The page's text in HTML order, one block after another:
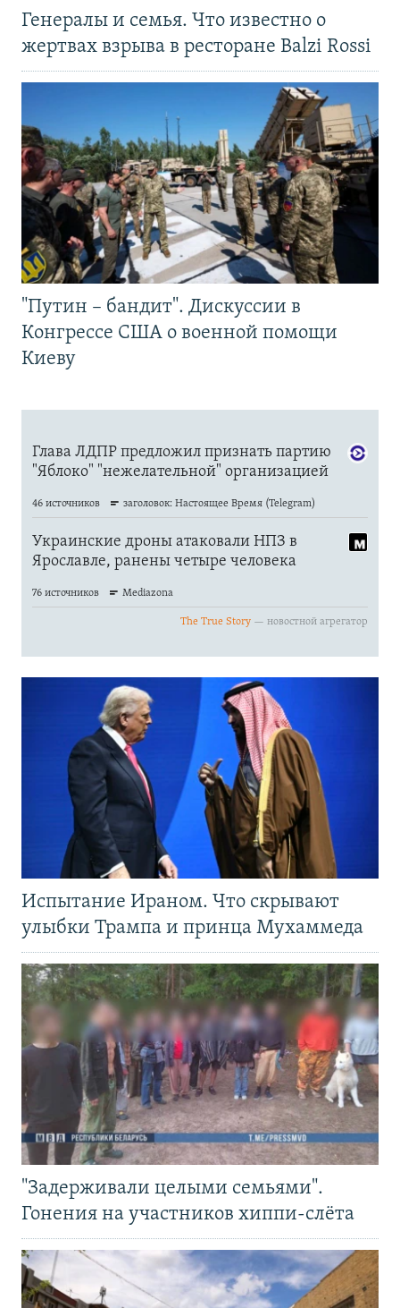
Генералы и семья. Что известно о
жертвах взрыва в ресторане Balzi Rossi
"Путин – бандит". Дискуссии в
Конгрессе США о военной помощи
Киеву
Испытание Ираном. Что скрывают
улыбки Трампа и принца Мухаммеда
"Задерживали целыми семьями".
Гонения на участников хиппи-слёта